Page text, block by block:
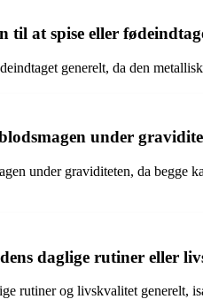
at spise eller
generelt, da den
under
under graviditeten, da begge
daglige rutiner eller
rutiner og livskvalitet